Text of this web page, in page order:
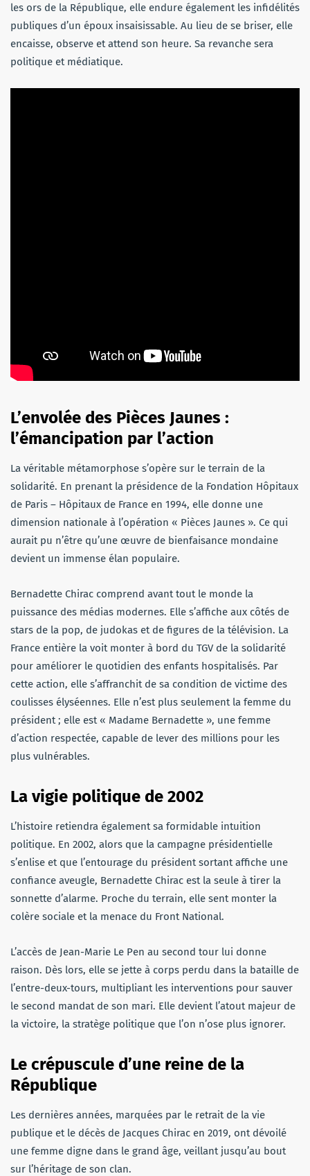
les ors de la République, elle endure également les infidélités
publiques d’un époux insaisissable. Au lieu de se briser, elle
encaisse, observe et attend son heure. Sa revanche sera
politique et médiatique.
L’envolée des Pièces Jaunes :
l’émancipation par l’action
La véritable métamorphose s’opère sur le terrain de la
solidarité. En prenant la présidence de la Fondation Hôpitaux
de Paris – Hôpitaux de France en 1994, elle donne une
dimension nationale à l’opération « Pièces Jaunes ». Ce qui
aurait pu n’être qu’une œuvre de bienfaisance mondaine
devient un immense élan populaire.
Bernadette Chirac comprend avant tout le monde la
puissance des médias modernes. Elle s’affiche aux côtés de
stars de la pop, de judokas et de figures de la télévision. La
France entière la voit monter à bord du TGV de la solidarité
pour améliorer le quotidien des enfants hospitalisés. Par
cette action, elle s’affranchit de sa condition de victime des
coulisses élyséennes. Elle n’est plus seulement la femme du
président ; elle est « Madame Bernadette », une femme
d’action respectée, capable de lever des millions pour les
plus vulnérables.
La vigie politique de 2002
L’histoire retiendra également sa formidable intuition
politique. En 2002, alors que la campagne présidentielle
s’enlise et que l’entourage du président sortant affiche une
confiance aveugle, Bernadette Chirac est la seule à tirer la
sonnette d’alarme. Proche du terrain, elle sent monter la
colère sociale et la menace du Front National.
L’accès de Jean-Marie Le Pen au second tour lui donne
raison. Dès lors, elle se jette à corps perdu dans la bataille de
l’entre-deux-tours, multipliant les interventions pour sauver
le second mandat de son mari. Elle devient l’atout majeur de
la victoire, la stratège politique que l’on n’ose plus ignorer.
Le crépuscule d’une reine de la
République
Les dernières années, marquées par le retrait de la vie
publique et le décès de Jacques Chirac en 2019, ont dévoilé
une femme digne dans le grand âge, veillant jusqu’au bout
sur l’héritage de son clan.